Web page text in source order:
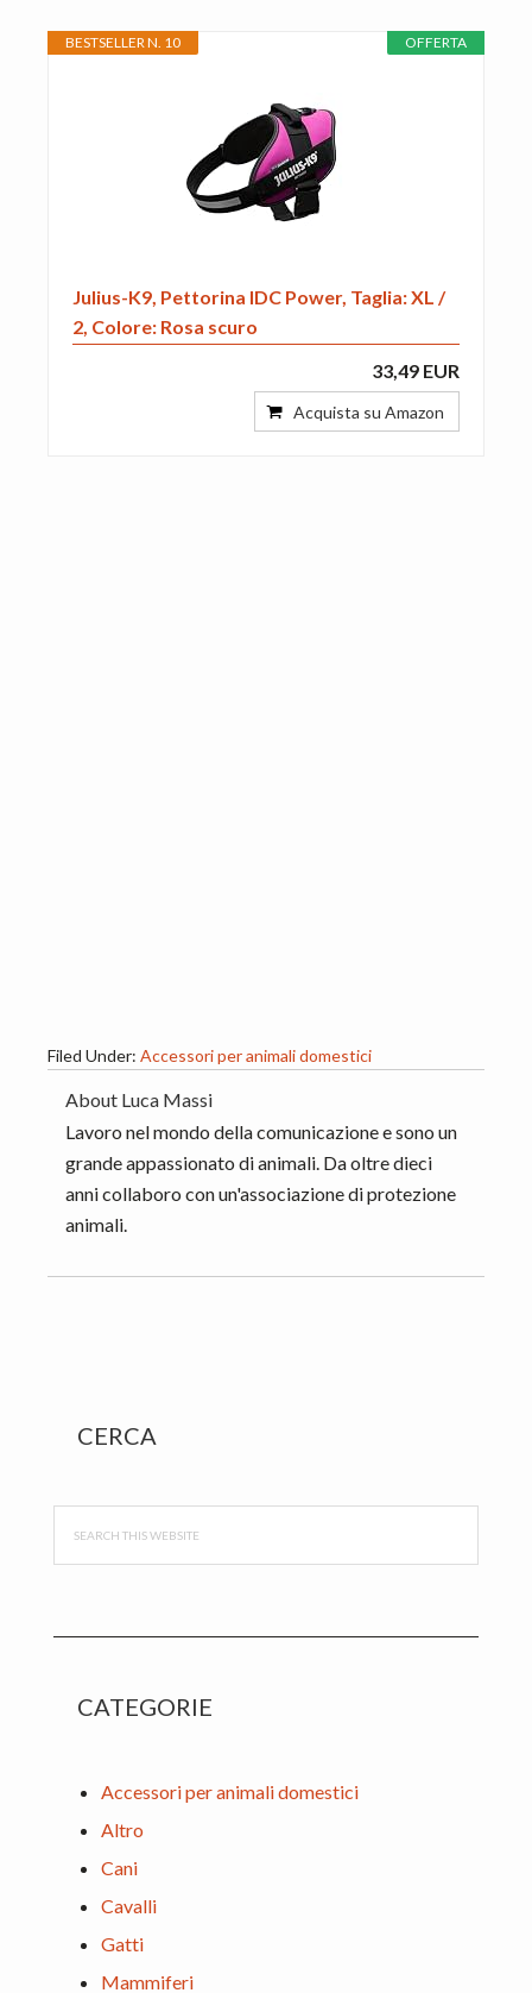
OFFERTA
BESTSELLER N. 10
Julius-K9, Pettorina IDC Power, Taglia: XL /
2, Colore: Rosa scuro
33,49 EUR
Acquista su Amazon
Filed Under: Accessori per animali domestici
About Luca Massi
Lavoro nel mondo della comunicazione e sono un
grande appassionato di animali. Da oltre dieci
anni collaboro con un'associazione di protezione
animali.
Primary
CERCA
CATEGORIE
Accessori per animali domestici
Altro
Cani
Cavalli
Gatti
Mammiferi